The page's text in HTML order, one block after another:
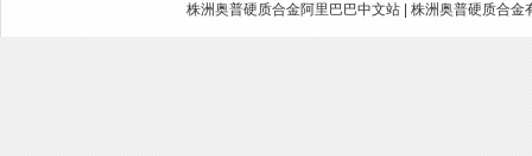
株洲奥普硬质合金阿里巴巴中文站| 株洲奥普硬质合金